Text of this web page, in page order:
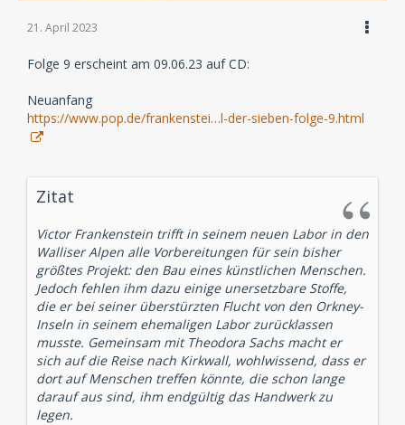
21. April 2023
Folge 9 erscheint am 09.06.23 auf CD:
Neuanfang
https://www.pop.de/frankenstei…l-der-sieben-folge-9.html
Zitat
Victor Frankenstein trifft in seinem neuen Labor in den
Walliser Alpen alle Vorbereitungen für sein bisher
größtes Projekt: den Bau eines künstlichen Menschen.
Jedoch fehlen ihm dazu einige unersetzbare Stoffe,
die er bei seiner überstürzten Flucht von den Orkney-
Inseln in seinem ehemaligen Labor zurücklassen
musste. Gemeinsam mit Theodora Sachs macht er
sich auf die Reise nach Kirkwall, wohlwissend, dass er
dort auf Menschen treffen könnte, die schon lange
darauf aus sind, ihm endgültig das Handwerk zu
legen.